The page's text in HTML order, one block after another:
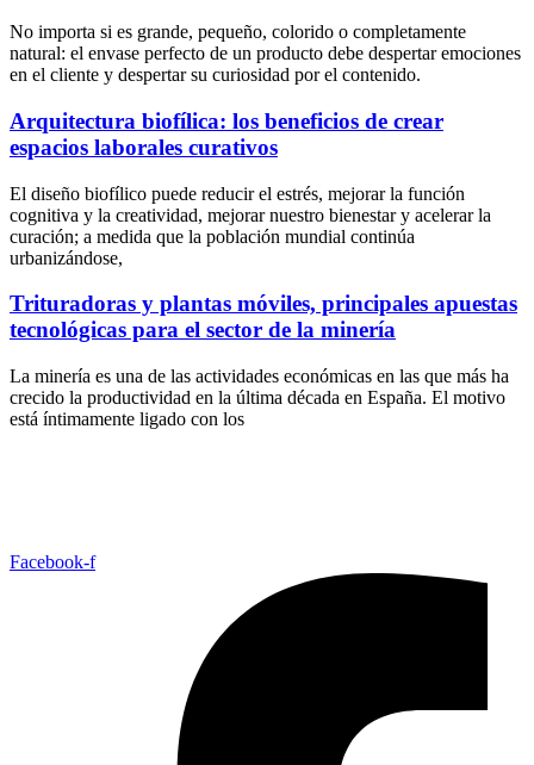
No importa si es grande, pequeño, colorido o completamente
natural: el envase perfecto de un producto debe despertar emociones
en el cliente y despertar su curiosidad por el contenido.
Arquitectura biofílica: los beneficios de crear
espacios laborales curativos
El diseño biofílico puede reducir el estrés, mejorar la función
cognitiva y la creatividad, mejorar nuestro bienestar y acelerar la
curación; a medida que la población mundial continúa
urbanizándose,
Trituradoras y plantas móviles, principales apuestas
tecnológicas para el sector de la minería
La minería es una de las actividades económicas en las que más ha
crecido la productividad en la última década en España. El motivo
está íntimamente ligado con los
Facebook-f